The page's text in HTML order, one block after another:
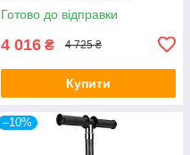
Готово до відправки
4 016 ₴ 4 725 ₴
Купити
–10%